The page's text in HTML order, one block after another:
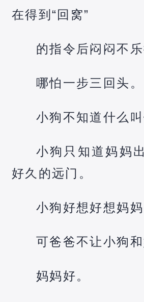
在得到“回窝”
的指令后闷闷不乐
哪怕一步三回头。
小狗不知道什么叫
小狗只知道妈妈
好久的远门。
小狗好想好想妈妈
可爸爸不让小狗和
妈妈好。